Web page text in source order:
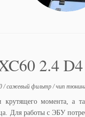
2.4 D4
/сажевый фильтр/чип
момента, а
Для работы с ЭБУ